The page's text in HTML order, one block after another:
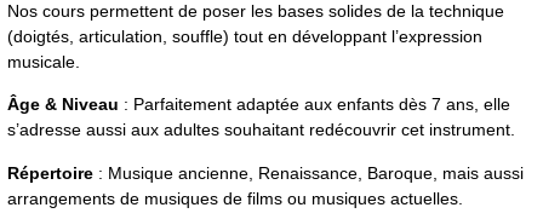
Nos cours permettent de poser les bases solides de la technique
(doigtés, articulation, souffle) tout en développant l’expression
musicale.
Âge & Niveau : Parfaitement adaptée aux enfants dès 7 ans, elle
s’adresse aussi aux adultes souhaitant redécouvrir cet instrument.
Répertoire : Musique ancienne, Renaissance, Baroque, mais aussi
arrangements de musiques de films ou musiques actuelles.